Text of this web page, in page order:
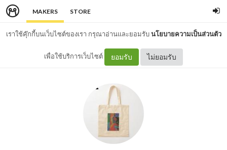
MAKERS STORE
เราใช้คุ๊กกี้บนเว็บไซต์ของเรา กรุณาอ่านและยอมรับนโยบายความเป็นส่วนตัว
เพื่อใช้บริการเว็บไซต์ ยอมรับ ไม่ยอมรับ